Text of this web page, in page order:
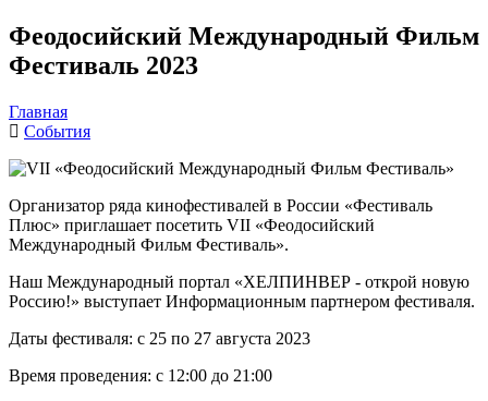
Феодосийский Международный Фильм
Фестиваль 2023
Главная
События
Организатор ряда кинофестивалей в России «Фестиваль
Плюс» приглашает посетить VII «Феодосийский
Международный Фильм Фестиваль».
Наш Международный портал «ХЕЛПИНВЕР - открой новую
Россию!» выступает Информационным партнером фестиваля.
Даты фестиваля: с 25 по 27 августа 2023
Время проведения: с 12:00 до 21:00